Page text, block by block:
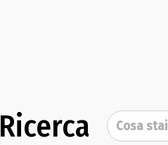
Ricerca Cerca